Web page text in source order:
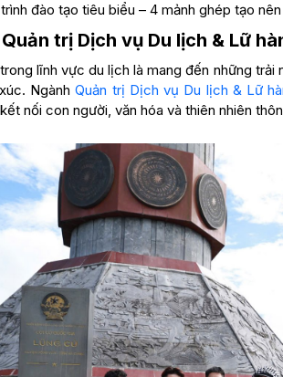
đào tạo tiêu biểu – 4 mảnh ghép tạo
trị Dịch vụ Du lịch & Lữ
lĩnh vực du lịch là mang đến những
NgànhQuản trị Dịch vụ Du lịch & Lữ
nối con người, văn hóa và thiên nhiên